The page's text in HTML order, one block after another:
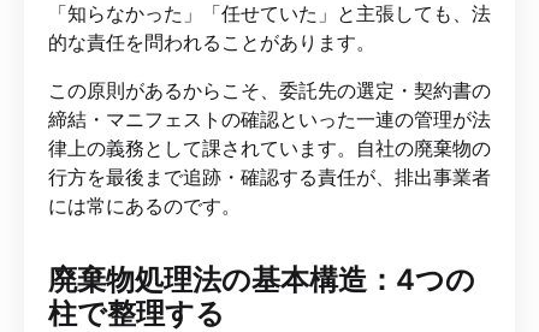
「知らなかった」「任せていた」と主張しても、法
的な責任を問われることがあります。
この原則があるからこそ、委託先の選定・契約書の
締結・マニフェストの確認といった一連の管理が法
律上の義務として課されています。自社の廃棄物の
行方を最後まで追跡・確認する責任が、排出事業者
には常にあるのです。
廃棄物処理法の基本構造：4つの
柱で整理する